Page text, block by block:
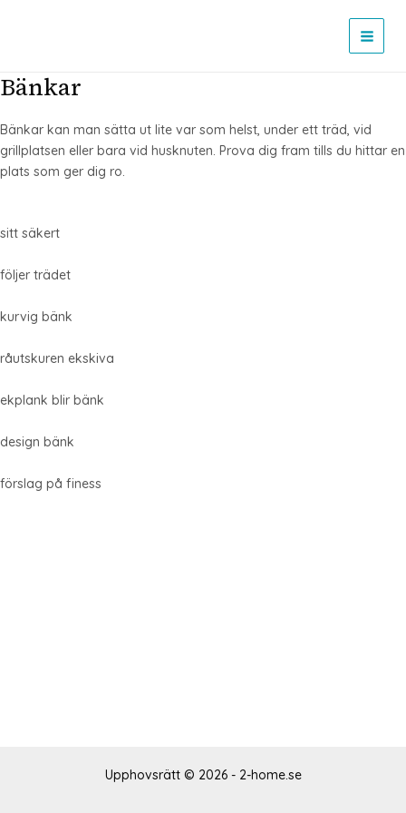
Bänkar
Bänkar kan man sätta ut lite var som helst, under ett träd, vid
grillplatsen eller bara vid husknuten. Prova dig fram tills du hittar en
plats som ger dig ro.
sitt säkert
följer trädet
kurvig bänk
råutskuren ekskiva
ekplank blir bänk
design bänk
förslag på finess
Upphovsrätt © 2026 - 2-home.se